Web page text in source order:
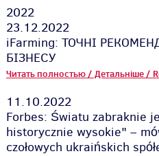
2022
23.12.2022
iFarming: ТОЧНІ
БІЗНЕСУ
Читать полностью / Детальніше /
11.10.2022
Forbes: Światu zabraknie
historycznie wysokie" –
czołowych ukraińskich